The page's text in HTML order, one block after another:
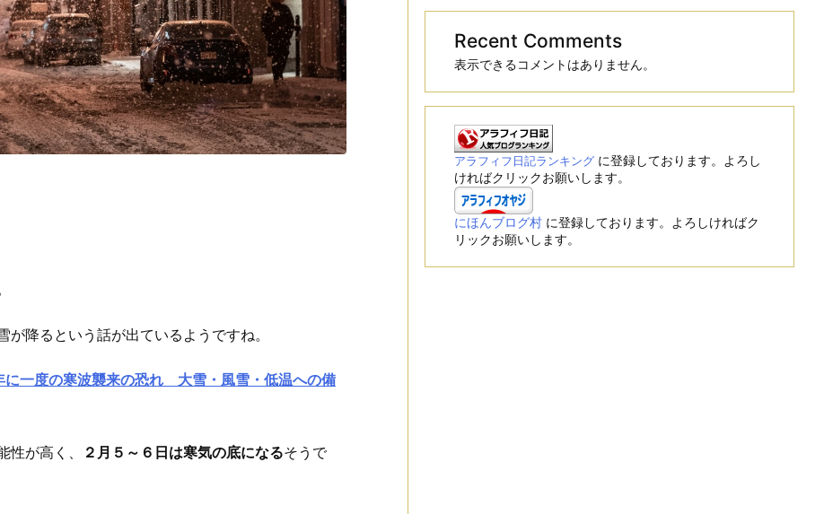
降るという話が出ているようですね。
一度の寒波襲来の恐れ 大雪・風雪・低温への備
性が高く、 ２月５～６日は寒気の底になるそうで
Recent Comments
表示できるコメントはありません。
アラフィフ日記ランキング に登録しております。よろし
ければクリックお願いします。
にほんブログ村 に登録しております。よろしければク
リックお願いします。